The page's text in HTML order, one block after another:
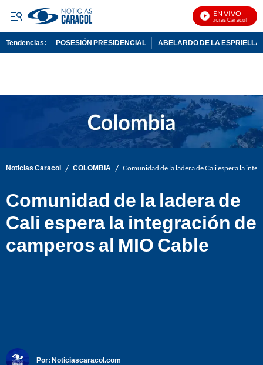
EN VIVO
Noticias Caracol En
Tendencias: POSESIÓN PRESIDENCIAL ABELARDO DE LA ESPRIELLA
Noticias Caracol / COLOMBIA / Comunidad de la ladera de Cali espera la
Comunidad de la ladera de
Cali espera la integración de
camperos al MIO Cable
Por: Noticiascaracol.com